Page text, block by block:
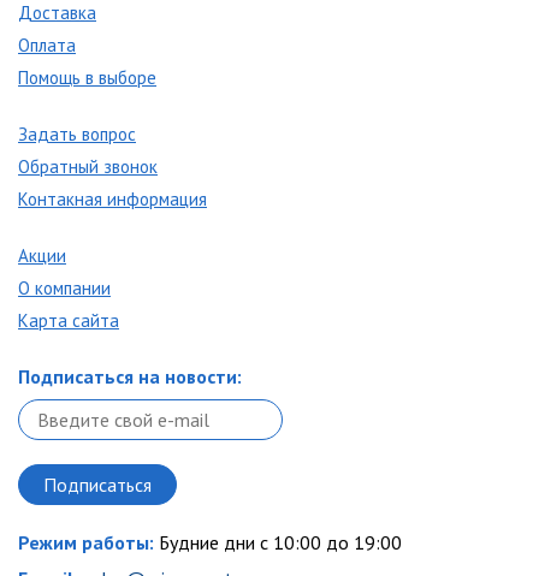
Доставка
Оплата
Помощь в выборе
Задать вопрос
Обратный звонок
Контакная информация
Акции
О компании
Карта сайта
Подписаться на новости:
Режим работы: Будние дни с 10:00 до 19:00